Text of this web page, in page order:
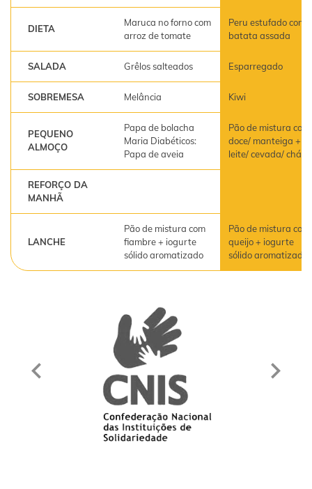
DIETA
Maruca no forno com
arroz de tomate
Peru estufado com
batata assada
SALADA Grêlos salteados Esparregado
SOBREMESA Melância Kiwi
PEQUENO
ALMOÇO
Papa de bolacha
Maria Diabéticos:
Papa de aveia
Pão de mistura com
doce/ manteiga +
leite/ cevada/ chá
REFORÇO DA
MANHÃ
LANCHE
Pão de mistura com
fiambre + iogurte
sólido aromatizado
Pão de mistura com
queijo + iogurte
sólido aromatizado